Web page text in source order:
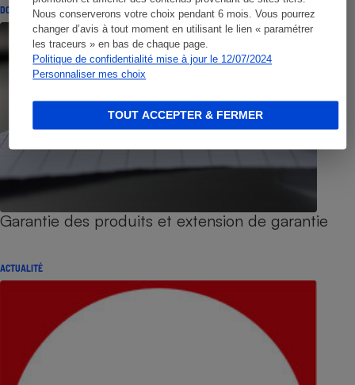
Nous conserverons votre choix pendant 6 mois. Vous pourrez
changer d’avis à tout moment en utilisant le lien « paramétrer
les traceurs » en bas de chaque page.
Politique de confidentialité mise à jour le 12/07/2024
Personnaliser mes choix
TOUT ACCEPTER & FERMER
DOSSIER
Garantie des produits et extension de garantie
ACTUALITÉ